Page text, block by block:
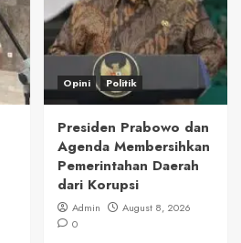
Opini Politik
Presiden Prabowo dan
Agenda Membersihkan
Pemerintahan Daerah
dari Korupsi
Admin
August 8, 2026
0